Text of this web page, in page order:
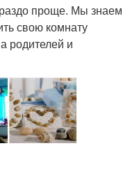
проще. Мы знаем
свою комнату
родителей и